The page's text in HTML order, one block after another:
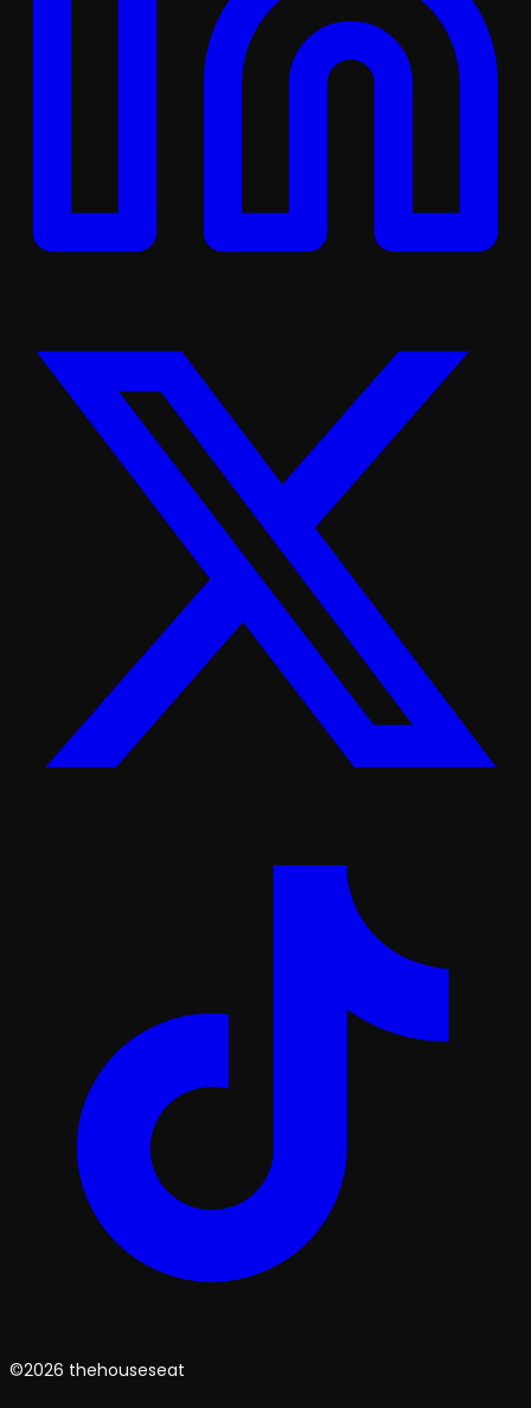
©2026 thehouseseat